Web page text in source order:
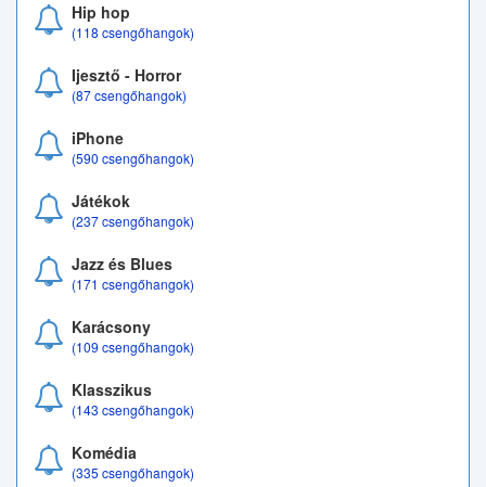
Hip hop
(118 csengőhangok)
Ijesztő - Horror
(87 csengőhangok)
iPhone
(590 csengőhangok)
Játékok
(237 csengőhangok)
Jazz és Blues
(171 csengőhangok)
Karácsony
(109 csengőhangok)
Klasszikus
(143 csengőhangok)
Komédia
(335 csengőhangok)